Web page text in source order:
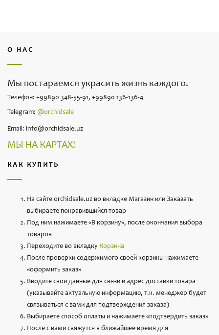
О НАС
Мы постараемся украсить жизнь каждого.
Телефон: +99890 348-55-91, +99890 136-136-4
Telegram: @orchidsale
Email: info@orchidsale.uz
МЫ НА КАРТАХ!
КАК КУПИТЬ
На сайте orchidsale.uz во вкладке Магазин или Заказать
выбираете понравившийся товар
Под ним нажимаете «В корзину», после окончания выбора
товаров
Переходите во вкладку Корзина
После проверки содержимого своей корзины нажимаете
«оформить заказ»
Вводите свои данные для связи и адрес доставки товара
(указывайте актуальную информацию, т.к. менеджер будет
связываться с вами для подтверждения заказа)
Выбираете способ оплаты и нажимаете «подтвердить заказ»
После с вами свяжутся в ближайшее время для